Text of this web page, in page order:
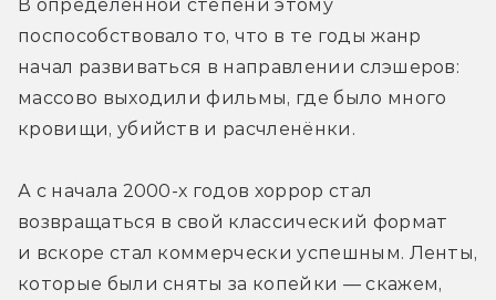
В определённой степени этому
поспособствовало то, что в те годы жанр
начал развиваться в направлении слэшеров:
массово выходили фильмы, где было много
кровищи, убийств и расчленёнки.
А с начала 2000-х годов хоррор стал
возвращаться в свой классический формат
и вскоре стал коммерчески успешным. Ленты,
которые были сняты за копейки — скажем,